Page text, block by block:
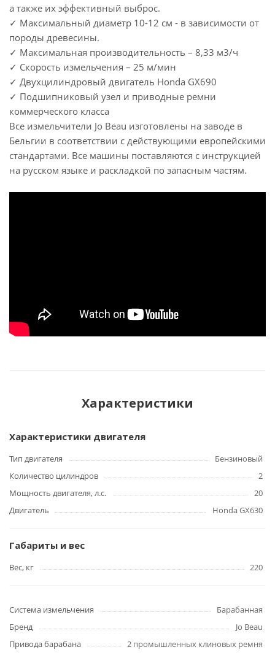
а также их эффективный выброс.
✓ Максимальный диаметр 10-12 см - в зависимости от
породы древесины.
✓ Максимальная производительность – 8,33 м3/ч
✓ Скорость измельчения – 25 м/мин
✓ Двухцилиндровый двигатель Honda GX690
✓ Подшипниковый узел и приводные ремни
коммерческого класса
Все измельчители Jo Beau изготовлены на заводе в
Бельгии в соответствии с действующими европейскими
стандартами. Все машины поставляются с инструкцией
на русском языке и раскладкой по запасным частям.
Характеристики
Характеристики двигателя
Тип двигателя
Бензиновый
Количество цилиндров
2
Мощность двигателя, л.с.
20
Двигатель
Honda GX630
Габариты и вес
Вес, кг 220
Система измельчения
Барабанная
Бренд
Jo Beau
Привода барабана
2 промышленных клиновых ремня